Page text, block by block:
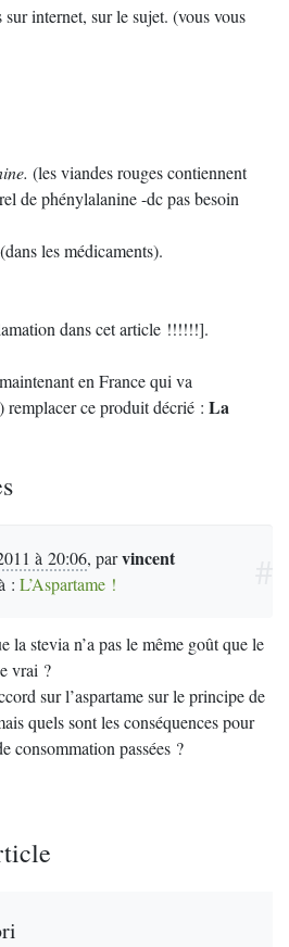
internet, sur le sujet. (vous vous
(les viandes rouges contiennent
de phénylalanine -dc pas besoin
(dans les médicaments).
dans cet article !!!!!!].
en France qui va
remplacer ce produit décrié : La
à 20:06, parvincent
: L’Aspartame !
la stevia n’a pas le même goût que le
vrai ?
sur l’aspartame sur le principe de
quels sont les conséquences pour
consommation passées ?